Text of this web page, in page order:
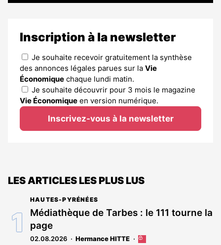
Inscription à la newsletter
Je souhaite recevoir gratuitement la synthèse
des annonces légales parues sur la Vie
Économique chaque lundi matin.
Je souhaite découvrir pour 3 mois le magazine
Vie Économique en version numérique.
Inscrivez-vous à la newsletter
LES ARTICLES LES PLUS LUS
HAUTES-PYRÉNÉES
Médiathèque de Tarbes : le 111 tourne la
page
02.08.2026 Hermance HITTE
Cet